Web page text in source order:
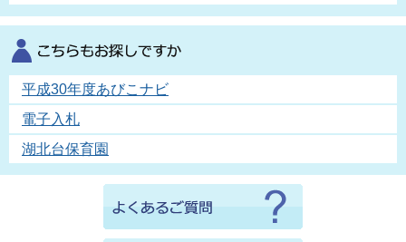
平成30年度あびこナビ
電子入札
湖北台保育園